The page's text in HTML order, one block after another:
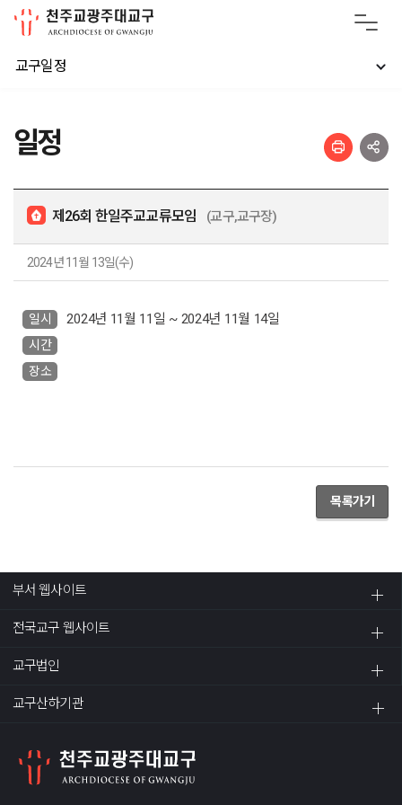
교구일정
일정
제26회 한일주교교류모임 (교구,교구장)
2024년 11월 13일(수)
일시 2024년 11월 11일 ~ 2024년 11월 14일
시간
장소
목록가기
부서 웹사이트
전국교구 웹사이트
교구법인
교구산하기관